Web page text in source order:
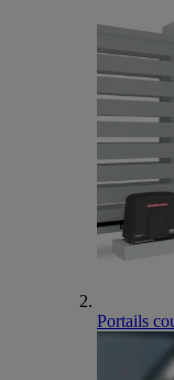
Portails